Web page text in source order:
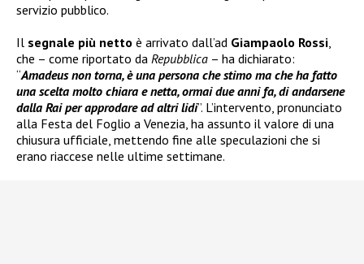
servizio pubblico.
Il segnale più netto è arrivato dall’ad Giampaolo Rossi,
che – come riportato da Repubblica – ha dichiarato:
“Amadeus non torna, è una persona che stimo ma che ha fatto
una scelta molto chiara e netta, ormai due anni fa, di andarsene
dalla Rai per approdare ad altri lidi”. L’intervento, pronunciato
alla Festa del Foglio a Venezia, ha assunto il valore di una
chiusura ufficiale, mettendo fine alle speculazioni che si
erano riaccese nelle ultime settimane.